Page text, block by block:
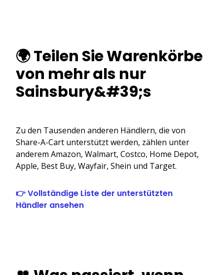
🌍 Teilen Sie Warenkörbe
von mehr als nur
Sainsbury&#39;s
Zu den Tausenden anderen Händlern, die von
Share-A-Cart unterstützt werden, zählen unter
anderem Amazon, Walmart, Costco, Home Depot,
Apple, Best Buy, Wayfair, Shein und Target.
👉 Vollständige Liste der unterstützten
Händler ansehen